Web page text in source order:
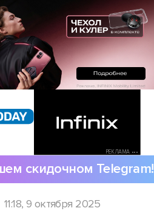
РЕКЛАМА •••
скидочном Telegram!
11:18, 9 октября 2025